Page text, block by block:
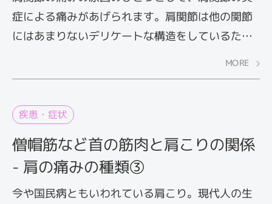
症による痛みがあげられます。肩関節は他の関節
にはあまりないデリケートな構造をしているた
ようになったという方もいるのではないでしょう
こでは、五十肩の症状や原因について解説しま
す。
MORE
疾患・症状
僧帽筋など首の筋肉と肩こりの関係
- 肩の痛みの種類③
今や国民病ともいわれている肩こり。現代人の生